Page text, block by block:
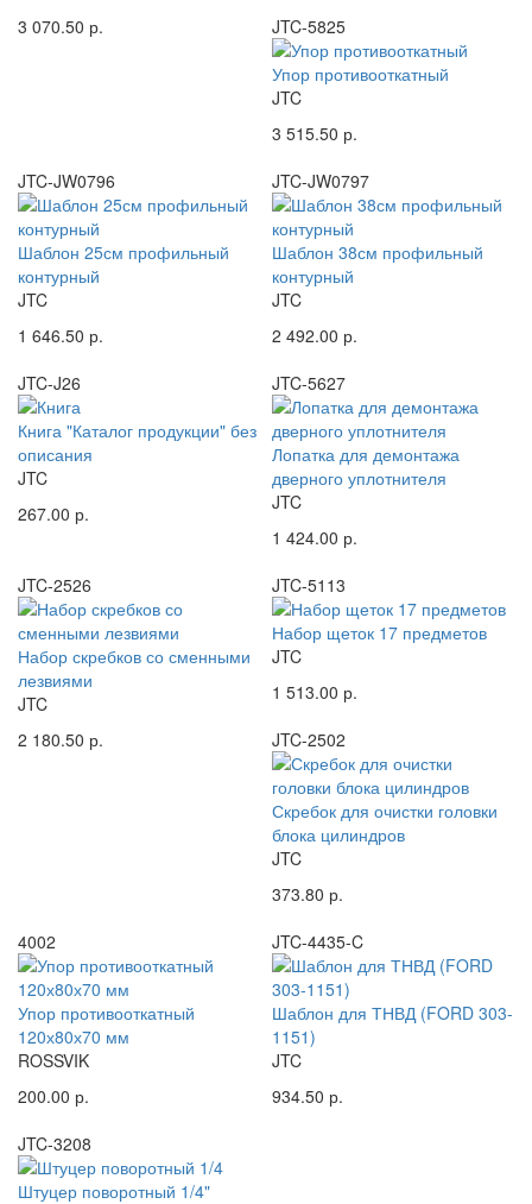
3 070.50 р.
JTC-5825
Упор противооткатный
JTC
3 515.50 р.
JTC-JW0796
Шаблон 25см профильный
контурный
JTC
1 646.50 р.
JTC-JW0797
Шаблон 38см профильный
контурный
JTC
2 492.00 р.
JTC-J26
Книга "Каталог продукции" без
описания
JTC
267.00 р.
JTC-5627
Лопатка для демонтажа
дверного уплотнителя
JTC
1 424.00 р.
JTC-2526
Набор скребков со сменными
лезвиями
JTC
2 180.50 р.
JTC-5113
Набор щеток 17 предметов
JTC
1 513.00 р.
JTC-2502
Скребок для очистки головки
блока цилиндров
JTC
373.80 р.
4002
Упор противооткатный
120х80х70 мм
ROSSVIK
200.00 р.
JTC-4435-C
Шаблон для ТНВД (FORD 303-
1151)
JTC
934.50 р.
JTC-3208
Штуцер поворотный 1/4"